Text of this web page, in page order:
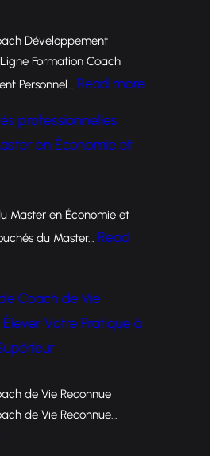
Développement
Formation Coach
Personnel… Read more:
professionnelles
en Économie et
Master en Économie et
du Master… Read
Coach de Vie
Élever Votre Pratique à
de Vie Reconnue
de Vie Reconnue…
: